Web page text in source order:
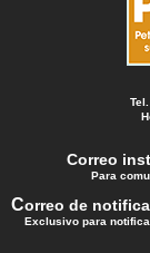
Correo
Para
Correo de
Exclusivo para